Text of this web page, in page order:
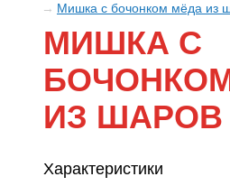
Мишка с бочонком мёда из
МИШКА С
ИЗ ШАРОВ
Характеристики